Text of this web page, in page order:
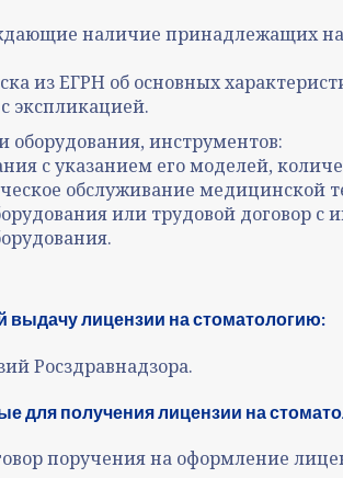
наличие принадлежащих на
из ЕГРН об основных
экспликацией.
инструментов:
с указанием его моделей,
обслуживание
или трудовой
лицензии на стоматологию:
Росздравнадзора.
для получения лицензии на
поручения на оформление